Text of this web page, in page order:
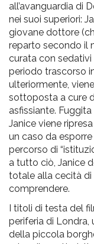
all’avanguardia di
nei suoi superiori:
giovane dottore
reparto secondo il
curata con
periodo trascorso
ulteriormente,
sottoposta a cure
asfissiante.
Janice viene
un caso da
percorso di
a tutto ciò, Janice
totale alla cecità
comprendere.
I titoli di testa del
periferia di Londra,
della piccola